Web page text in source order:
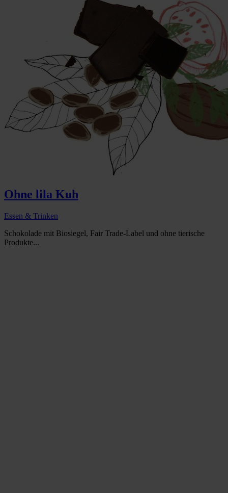
Ohne lila Kuh
Essen & Trinken
Schokolade mit Biosiegel, Fair Trade-Label und ohne tierische
Produkte...